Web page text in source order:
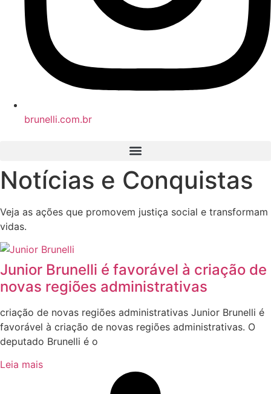
brunelli.com.br
Notícias e Conquistas
Veja as ações que promovem justiça social e transformam
vidas.
Junior Brunelli é favorável à criação de
novas regiões administrativas
criação de novas regiões administrativas Junior Brunelli é
favorável à criação de novas regiões administrativas. O
deputado Brunelli é o
Leia mais